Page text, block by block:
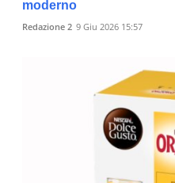
moderno
Redazione 2 9 Giu 2026 15:57